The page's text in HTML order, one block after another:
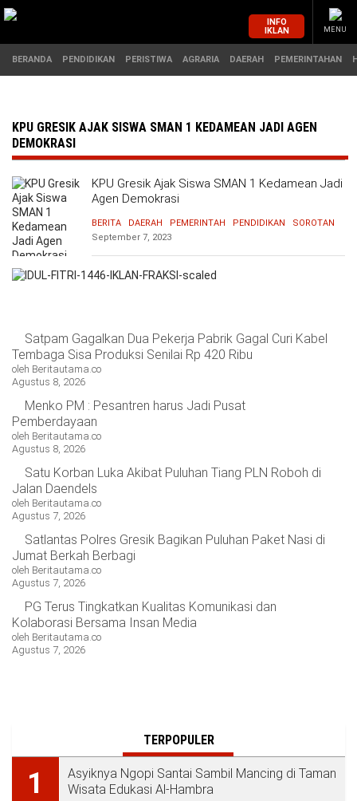
MASUK
BERANDA
PERISTIWA
AGRARIA
OPINI
PENDIDIKAN
HUKUM
EKONOMI
HIBURAN
BERITABARU.CO
KABARBARU.CO
SERIKATNEWS.COM
PEWARTANUSANTARA.COM
LANGGAR.CO
JOBNAS.COM
SURAU.CO
REDAKSI
TENTANG
KAMI
KERJASAMA
PEDOMAN
MEDIA
CYBER
INFO
IKLAN
MENU
BERANDA PENDIDIKAN PERISTIWA AGRARIA DAERAH PEMERINTAHAN
KPU GRESIK AJAK SISWA SMAN 1 KEDAMEAN JADI AGEN
DEMOKRASI
KPU Gresik Ajak Siswa SMAN 1 Kedamean Jadi
Agen Demokrasi
BERITA DAERAH PEMERINTAH PENDIDIKAN
SOROTAN
September 7, 2023
Satpam Gagalkan Dua Pekerja Pabrik Gagal Curi Kabel
Tembaga Sisa Produksi Senilai Rp 420 Ribu
oleh Beritautama.co
Agustus 8, 2026
Menko PM : Pesantren harus Jadi Pusat
Pemberdayaan
oleh Beritautama.co
Agustus 8, 2026
Satu Korban Luka Akibat Puluhan Tiang PLN Roboh di
Jalan Daendels
oleh Beritautama.co
Agustus 7, 2026
Satlantas Polres Gresik Bagikan Puluhan Paket Nasi di
Jumat Berkah Berbagi
oleh Beritautama.co
Agustus 7, 2026
PG Terus Tingkatkan Kualitas Komunikasi dan
Kolaborasi Bersama Insan Media
oleh Beritautama.co
Agustus 7, 2026
TERPOPULER
1
Asyiknya Ngopi Santai Sambil Mancing di Taman
Wisata Edukasi Al-Hambra